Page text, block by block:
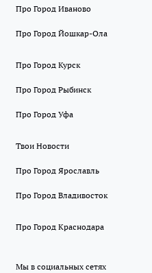
Про Город Иваново
Про Город Йошкар-Ола
Про Город Курск
Про Город Рыбинск
Про Город Уфа
Твои Новости
Про Город Ярославль
Про Город Владивосток
Про Город Краснодара
Мы в социальных сетях